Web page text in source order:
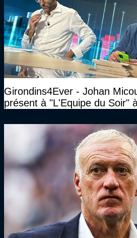
Girondins4Ever - Johan
présent à "L'Equipe du Soir"